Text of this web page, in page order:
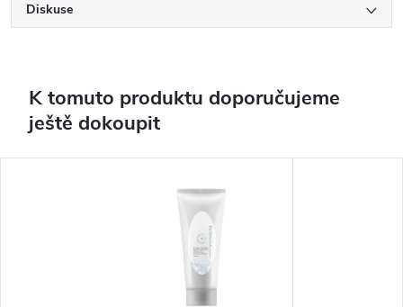
Diskuse
K tomuto produktu doporučujeme
ještě dokoupit